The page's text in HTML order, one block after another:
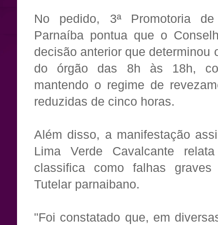
No pedido, 3ª Promotoria
Parnaíba pontua que o
decisão anterior que determinou
do órgão das 8h às 18h,
mantendo o regime de
reduzidas de cinco horas.
Além disso, a manifestação
Lima Verde Cavalcante
classifica como falhas
Tutelar parnaibano.
"Foi constatado que, em